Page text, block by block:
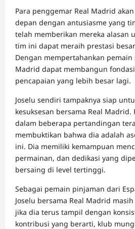
Para penggemar Real Madrid
depan dengan antusiasme yang
telah memberikan mereka alasan
tim ini dapat meraih prestasi
Dengan mempertahankan pemain
Madrid dapat membangun
pencapaian yang lebih besar lagi.
Joselu sendiri tampaknya siap
kesuksesan bersama Real
dalam beberapa pertandingan
membuktikan bahwa dia adalah
ini. Dia memiliki kemampuan
permainan, dan dedikasi yang
bersaing di level tertinggi.
Sebagai pemain pinjaman dari
Joselu bersama Real Madrid
jika dia terus tampil dengan
kontribusi yang berarti, klub